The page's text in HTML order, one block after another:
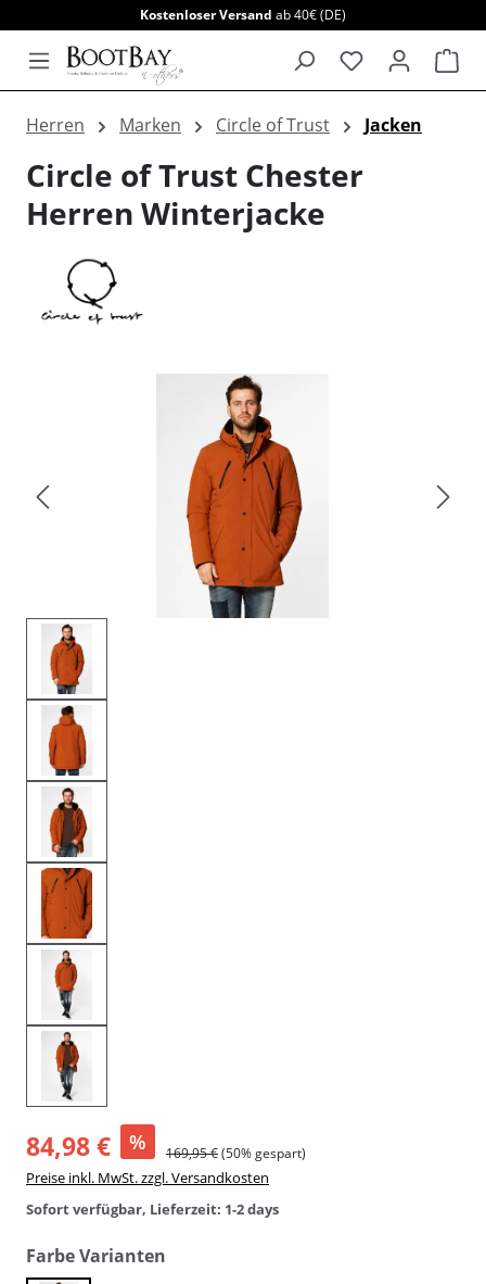
Kostenloser Versand ab 40€ (DE)
Herren Marken Circle of Trust Jacken
Circle of Trust Chester
Herren Winterjacke
84,98 € % 169,95 €(50% gespart)
Preise inkl. MwSt. zzgl. Versandkosten
Sofort verfügbar, Lieferzeit: 1-2 days
Farbe Varianten